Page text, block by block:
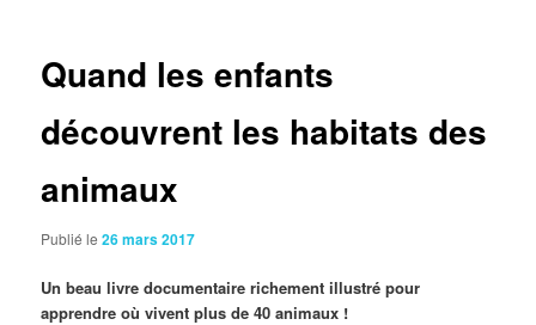
Quand les enfants
découvrent les habitats des
animaux
Publié le26 mars 2017
Un beau livre documentaire richement illustré pour
apprendre où vivent plus de 40 animaux !